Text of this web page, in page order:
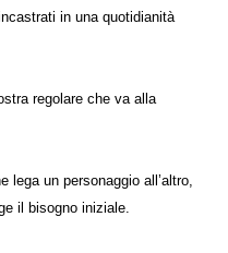
in una quotidianità
regolare che va alla
lega un personaggio all’altro,
il bisogno iniziale.